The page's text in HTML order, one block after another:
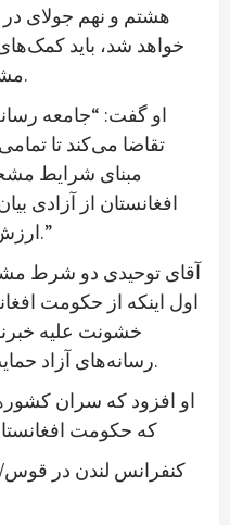
هشتم و نهم جولای در
خواهد شد، باید
مشروط به شرط‌های خاصی کند.
او گفت: “جامعه
تقاضا می‌کند تا
مبنای شرایط
افغانستان از آزادی
ارزش‌های بنیادین دموکراسی باشد.”
آقای توحیدی دو شرط
اول اینکه از حکومت
خشونت علیه
رسانه‌های آزاد حمایت مالی و معنوی به عمل آورد.
او افزود که سران
که حکومت